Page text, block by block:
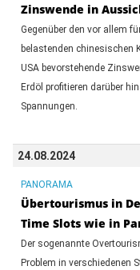
Zinswende in
Gegenüber den vor allem
belastenden chinesischen
USA bevorstehende
Erdöl profitieren darüber
Spannungen.
24.08.2024
PANORAMA
Übertourismus in
Time Slots wie in
Der sogenannte
Problem in verschiedenen